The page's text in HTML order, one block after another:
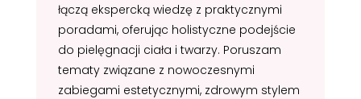
łączą ekspercką wiedzę z praktycznymi
poradami, oferując holistyczne podejście
do pielęgnacji ciała i twarzy. Poruszam
tematy związane z nowoczesnymi
zabiegami estetycznymi, zdrowym stylem